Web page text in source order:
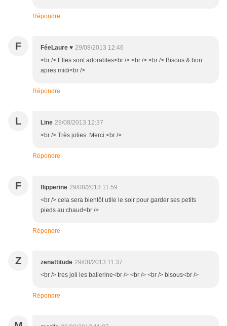
Répondre
F FéeLaure ♥ 29/08/2013 12:46
<br /> Elles sont adorables<br /> <br /> <br /> Bisous & bon
apres midi<br />
Répondre
L Line 29/08/2013 12:37
<br /> Très jolies. Merci.<br />
Répondre
F flipperine 29/08/2013 11:59
<br /> cela sera bientôt utile le soir pour garder ses petits
pieds au chaud<br />
Répondre
Z zenattitude 29/08/2013 11:37
<br /> tres joli les ballerine<br /> <br /> <br /> bisous<br />
Répondre